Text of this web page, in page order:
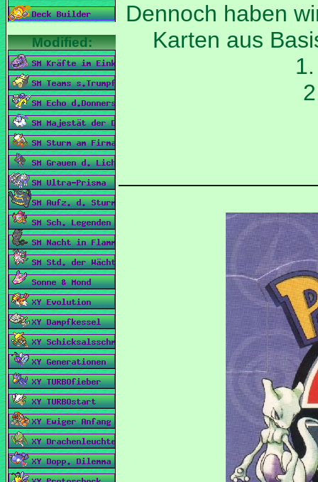
Dennoch haben